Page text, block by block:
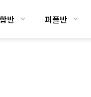
반 퍼플반